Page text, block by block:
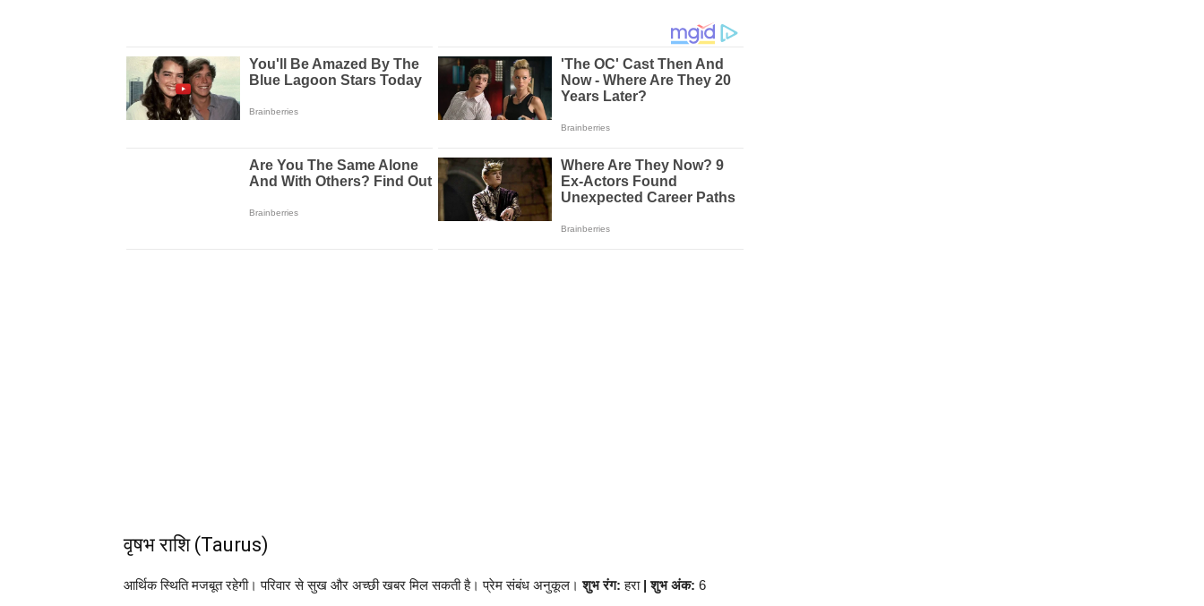
वृषभ राशि (Taurus)
आर्थिक स्थिति मजबूत रहेगी। परिवार से सुख और अच्छी खबर मिल सकती है। प्रेम संबंध अनुकूल।शुभ रंग: हरा | शुभ अंक: 6